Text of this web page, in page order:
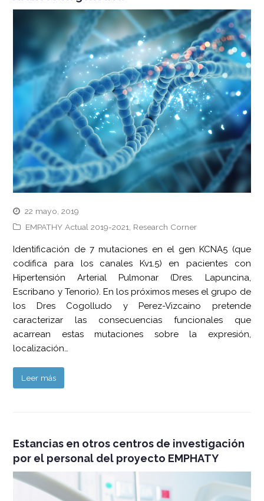
22 mayo, 2019
EMPATHY Actual 2019-2021, Research Corner
Identificación de 7 mutaciones en el gen KCNA5 (que
codifica para los canales Kv1.5) en pacientes con
Hipertensión Arterial Pulmonar (Dres. Lapuncina,
Escribano y Tenorio). En los próximos meses el grupo de
los Dres Cogolludo y Perez-Vizcaino pretende
caracterizar las consecuencias funcionales que
acarrean estas mutaciones sobre la expresión,
localización…
Leer más
Estancias en otros centros de investigación
por el personal del proyecto EMPHATY